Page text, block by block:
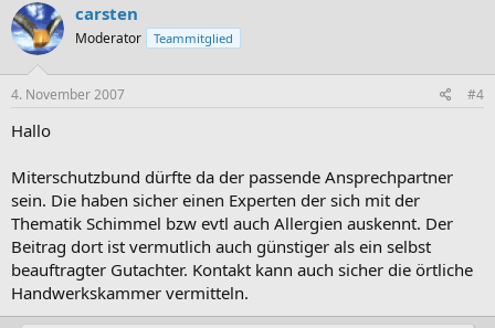
carsten
Moderator Teammitglied
4. November 2007 #4
Hallo
Miterschutzbund dürfte da der passende Ansprechpartner
sein. Die haben sicher einen Experten der sich mit der
Thematik Schimmel bzw evtl auch Allergien auskennt. Der
Beitrag dort ist vermutlich auch günstiger als ein selbst
beauftragter Gutachter. Kontakt kann auch sicher die örtliche
Handwerkskammer vermitteln.